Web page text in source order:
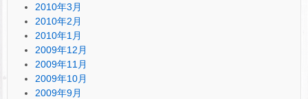
2010年3月
2010年2月
2010年1月
2009年12月
2009年11月
2009年10月
2009年9月